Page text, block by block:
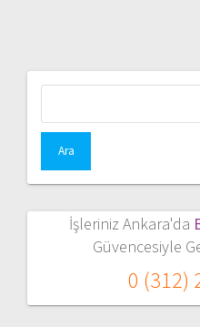
İşleriniz Ankara'da
Güvencesiyle
0 (312)